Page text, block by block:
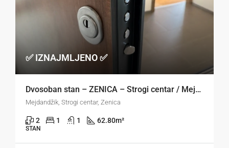
✅ IZNAJMLJENO ✅
Dvosoban stan – ZENICA – Strogi centar / Mejdandžik
Mejdandžik, Strogi centar, Zenica
2 1 1 62.80m²
STAN